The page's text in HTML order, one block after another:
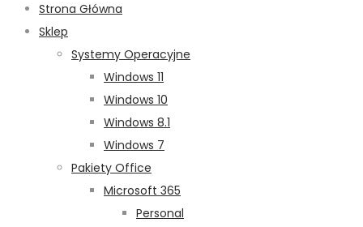
Strona Główna
Sklep
Systemy Operacyjne
Windows 11
Windows 10
Windows 8.1
Windows 7
Pakiety Office
Microsoft 365
Personal